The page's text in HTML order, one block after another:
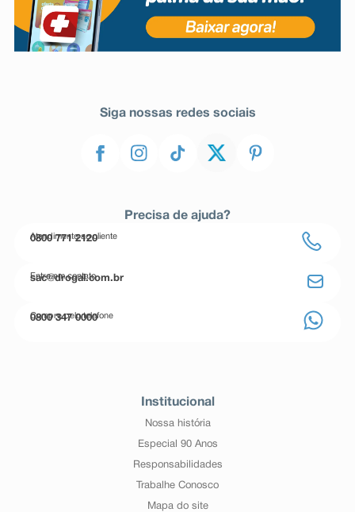
Siga nossas redes sociais
Precisa de ajuda?
Atendimento ao cliente
0800 771 2120
Entre em contato
sac@drogal.com.br
Compre pelo telefone
0800 347 0000
Institucional
Nossa história
Especial 90 Anos
Responsabilidades
Trabalhe Conosco
Mapa do site